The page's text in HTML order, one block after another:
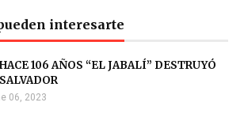
interesarte
106 AÑOS “EL JABALÍ” DESTRUYÓ
06, 2023